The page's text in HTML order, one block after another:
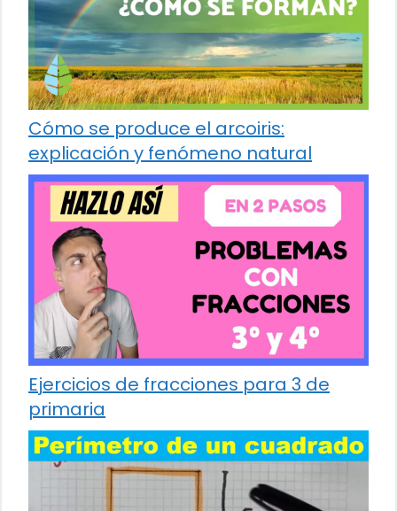
Cómo se produce el arcoiris:
explicación y fenómeno natural
Ejercicios de fracciones para 3 de
primaria